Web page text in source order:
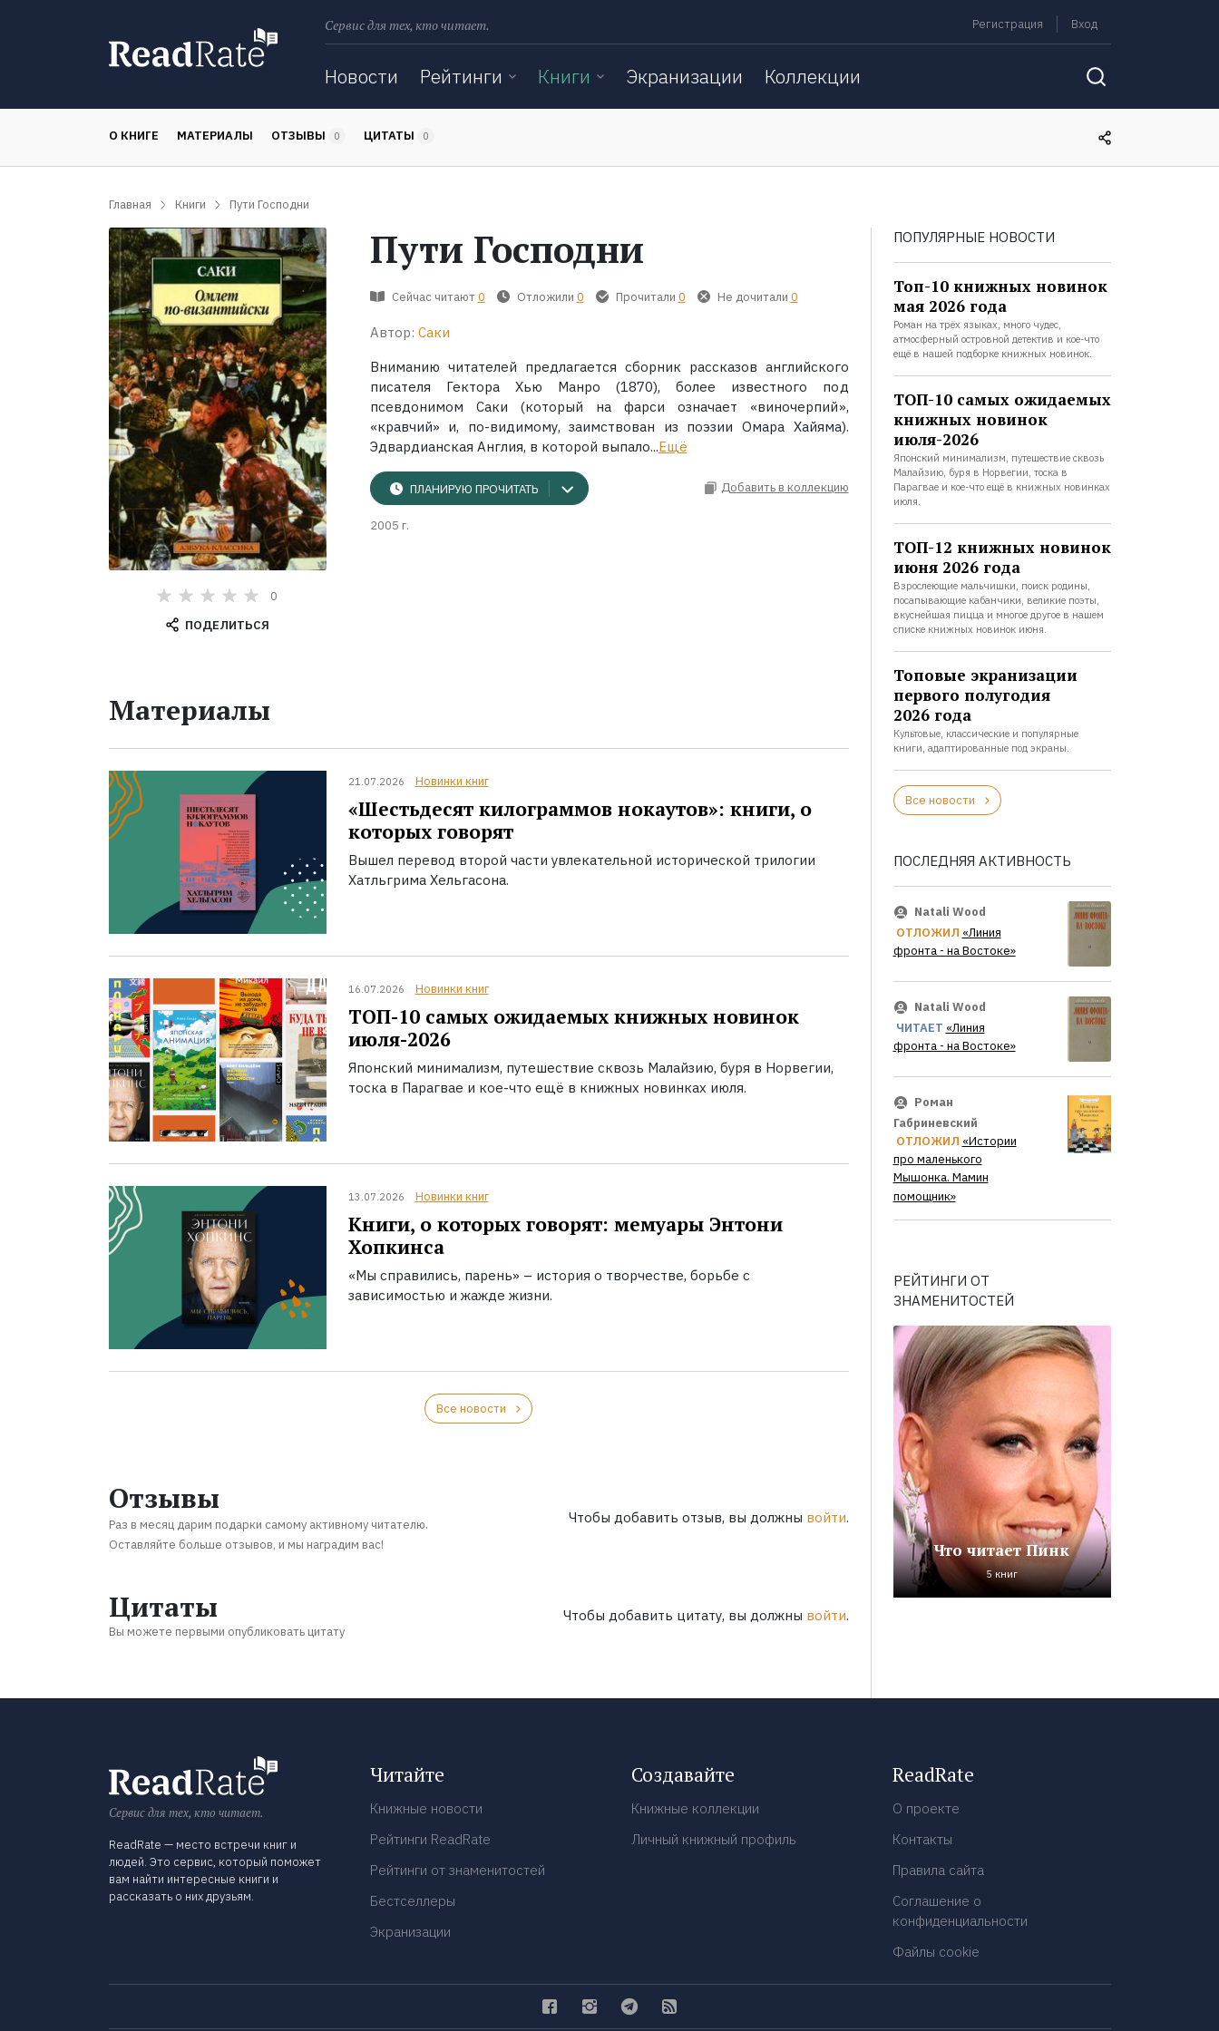
Сервис для тех, кто читает. Регистрация Вход
Новости Рейтинги Книги Экранизации Коллекции
О КНИГЕ МАТЕРИАЛЫ ОТЗЫВЫ 0 ЦИТАТЫ 0
Главная Книги Пути Господни
0
ПОДЕЛИТЬСЯ
Пути Господни
Сейчас читают 0 Отложили 0 Прочитали 0 Не дочитали 0
Автор: Саки
Вниманию читателей предлагается сборник рассказов английского
писателя Гектора Хью Манро (1870), более известного под
псевдонимом Саки (который на фарси означает «виночерпий»,
«кравчий» и, по-видимому, заимствован из поэзии Омара Хайяма).
Эдвардианская Англия, в которой выпало...Ещё
ПЛАНИРУЮ ПРОЧИТАТЬ Добавить в коллекцию
2005 г.
Материалы
21.07.2026 Новинки книг
«Шестьдесят килограммов нокаутов»: книги, о
которых говорят
Вышел перевод второй части увлекательной исторической трилогии
Хатльгрима Хельгасона.
16.07.2026 Новинки книг
ТОП-10 самых ожидаемых книжных новинок
июля-2026
Японский минимализм, путешествие сквозь Малайзию, буря в Норвегии,
тоска в Парагвае и кое-что ещё в книжных новинках июля.
13.07.2026 Новинки книг
Книги, о которых говорят: мемуары Энтони
Хопкинса
«Мы справились, парень» – история о творчестве, борьбе с
зависимостью и жажде жизни.
Все новости
Отзывы
Раз в месяц дарим подарки самому активному читателю.
Оставляйте больше отзывов, и мы наградим вас!
Чтобы добавить отзыв, вы должны войти.
Цитаты
Вы можете первыми опубликовать цитату
Чтобы добавить цитату, вы должны войти.
ПОПУЛЯРНЫЕ НОВОСТИ
Топ-10 книжных новинок
мая 2026 года
Роман на трёх языках, много чудес,
атмосферный островной детектив и кое-что
ещё в нашей подборке книжных новинок.
ТОП-10 самых ожидаемых
книжных новинок
июля-2026
Японский минимализм, путешествие сквозь
Малайзию, буря в Норвегии, тоска в
Парагвае и кое-что ещё в книжных новинках
июля.
ТОП-12 книжных новинок
июня 2026 года
Взрослеющие мальчишки, поиск родины,
посапывающие кабанчики, великие поэты,
вкуснейшая пицца и многое другое в нашем
списке книжных новинок июня.
Топовые экранизации
первого полугодия
2026 года
Культовые, классические и популярные
книги, адаптированные под экраны.
Все новости
ПОСЛЕДНЯЯ АКТИВНОСТЬ
Natali Wood
ОТЛОЖИЛ «Линия
фронта - на Востоке»
Natali Wood
ЧИТАЕТ «Линия
фронта - на Востоке»
Роман
Габриневский
ОТЛОЖИЛ «Истории
про маленького
Мышонка. Мамин
помощник»
РЕЙТИНГИ ОТ
ЗНАМЕНИТОСТЕЙ
Что читает Пинк
5 книг
Сервис для тех, кто читает.
ReadRate — место встречи книг и
людей. Это сервис, который поможет
вам найти интересные книги и
рассказать о них друзьям.
Читайте
Книжные новости
Рейтинги ReadRate
Рейтинги от знаменитостей
Бестселлеры
Экранизации
Создавайте
Книжные коллекции
Личный книжный профиль
ReadRate
О проекте
Контакты
Правила сайта
Соглашение о
конфиденциальности
Файлы cookie